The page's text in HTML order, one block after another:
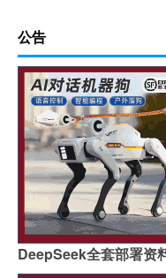
公告
DeepSeek全套部署资